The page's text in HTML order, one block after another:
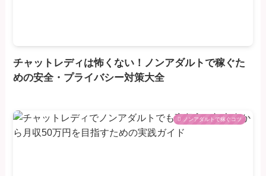
チャットレディは怖くない！ノンアダルトで稼ぐた
めの安全・プライバシー対策大全
ノンアダルトで稼ぐコツ